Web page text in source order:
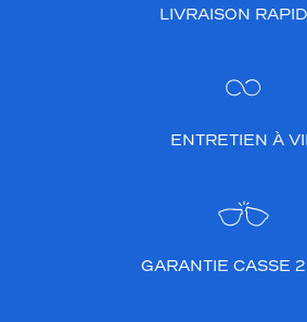
LIVRAISON
ENTRETIEN À
GARANTIE CASSE